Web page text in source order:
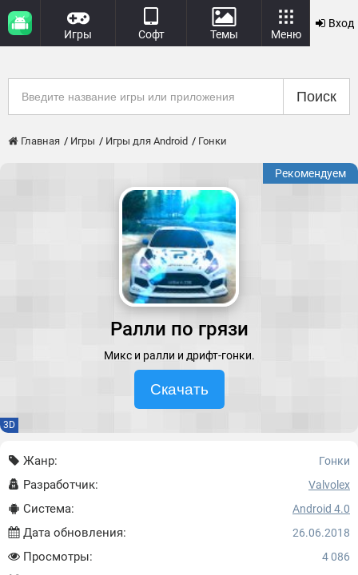
Игры Софт Темы Меню
Вход
Поиск
Главная Игры Игры для Android Гонки
Рекомендуем
Ралли по грязи
Микс и ралли и дрифт-гонки.
Скачать
3D
Жанр: Гонки
Разработчик: Valvolex
Система: Android 4.0
Дата обновления: 26.06.2018
Просмотры: 4 086